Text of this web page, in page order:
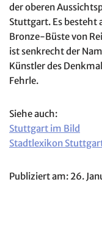
der oberen
Stuttgart. Es besteht
Bronze-Büste von
ist senkrecht der
Künstler des
Fehrle.
Siehe auch:
Stuttgart im Bild
Stadtlexikon
Publiziert am: 26.